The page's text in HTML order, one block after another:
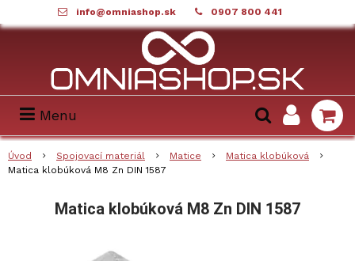
info@omniashop.sk 0907 800 441
Menu
Úvod Spojovací materiál Matice
Matica klobúková
Matica klobúková M8 Zn DIN 1587
Matica klobúková M8 Zn DIN 1587